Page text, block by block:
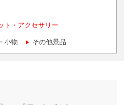
ト・アクセサリー
小物 その他景品